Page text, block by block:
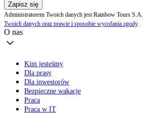
Zapisz się
Administratorem Twoich danych jest Rainbow Tours S.A.
Twoich danych oraz prawie i sposobie wycofania zgody.
O nas
Kim jesteśmy
Dla prasy
Dla inwestorów
Bezpieczne wakacje
Praca
Praca w IT